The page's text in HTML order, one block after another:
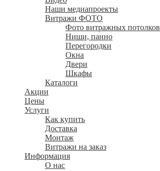
Наши медиапроекты
Витражи ФОТО
Фото витражных потолков
Ниши, панно
Перегородки
Окна
Двери
Шкафы
Каталоги
Акции
Цены
Услуги
Как купить
Доставка
Монтаж
Витражи на заказ
Информация
О нас